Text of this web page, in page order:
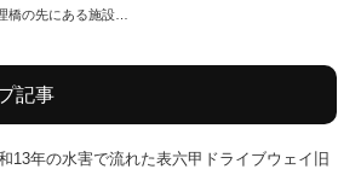
橋の先にある施設…
記事
13年の水害で流れた表六甲ドライブウェイ旧